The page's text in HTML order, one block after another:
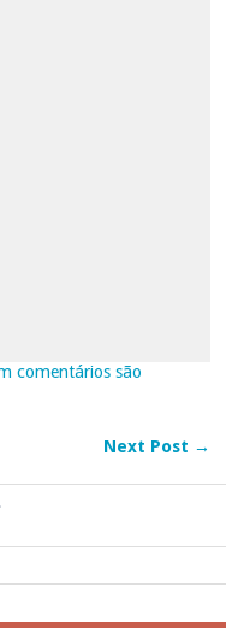
comentários são
Next Post →